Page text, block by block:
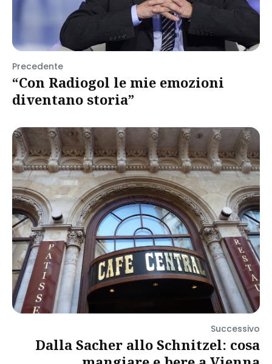
Precedente
“Con Radiogol le mie emozioni
diventano storia”
Successivo
Dalla Sacher allo Schnitzel: cosa